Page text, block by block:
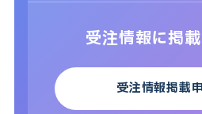
受注情報に掲
受注情報掲載